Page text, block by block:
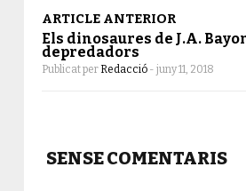
ARTICLE ANTERIOR
Els dinosaures de J.A.
depredadors
Publicat per Redacció - juny 11, 2018
SENSE COMENTARIS